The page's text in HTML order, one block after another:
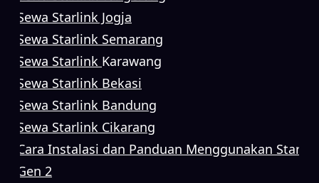
Sewa Starlink Jogja
Sewa Starlink Semarang
Sewa Starlink Karawang
Sewa Starlink Bekasi
Sewa Starlink Bandung
Sewa Starlink Cikarang
Cara Instalasi dan Panduan Menggunakan
Gen 2